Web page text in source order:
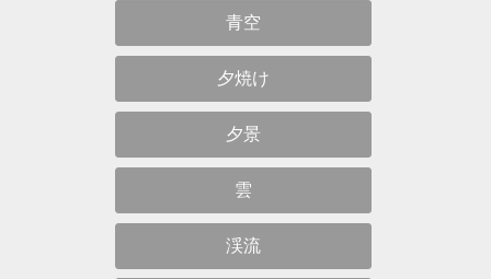
青空
夕焼け
夕景
雲
渓流